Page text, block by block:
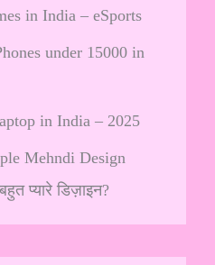
in India – eSports
under 15000 in
in India – 2025
Mehndi Design
प्यारे डिज़ाइन?